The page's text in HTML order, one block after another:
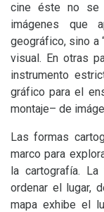
cine éste no se
imágenes que
geográfico, sino a
visual. En otras
instrumento
gráfico para el
montaje– de
Las formas
marco para
la cartografía.
ordenar el lugar,
mapa exhibe el